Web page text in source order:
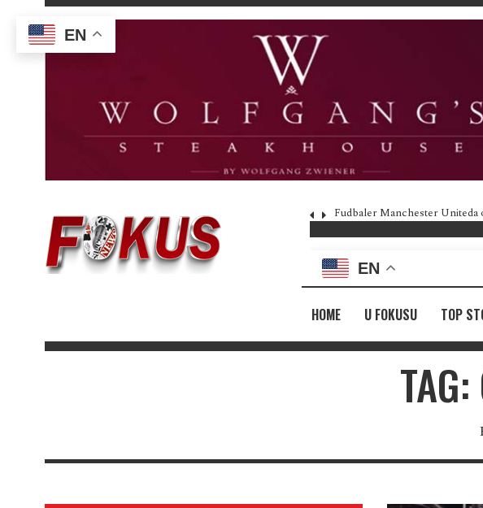
Fudbaler Manchester
EN
HOME U FOKUSU TOP
EN